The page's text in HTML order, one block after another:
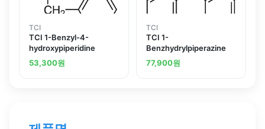
TCI
TCI 1-Benzyl-4-
hydroxypiperidine
53,300원
TCI
TCI 1-
Benzhydrylpiperazine
77,900원